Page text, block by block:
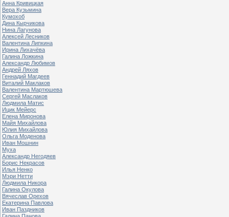
Анна Кривицкая
Вера Кузьмина
Кумохоб
Дина Кырчикова
Нина Лагунова
Алексей Лесников
Валентина Липкина
Ирина Лихачёва
Галина Ложкина
Александр Любимов
Андрей Ляхов
Геннадий Магдеев
Виталий Маклаков
Валентина Мартюшева
Сергей Маслаков
Людмила Матис
Ицик Мейерс
Елена Миронова
Майя Михайлова
Юлия Михайлова
Ольга Моденова
Иван Мошнин
Муха
Александр Негодяев
Борис Некрасов
Илья Ненко
Мэри Нетти
Людмила Никора
Галина Окулова
Вячеслав Орехов
Екатерина Павлова
Иван Паздников